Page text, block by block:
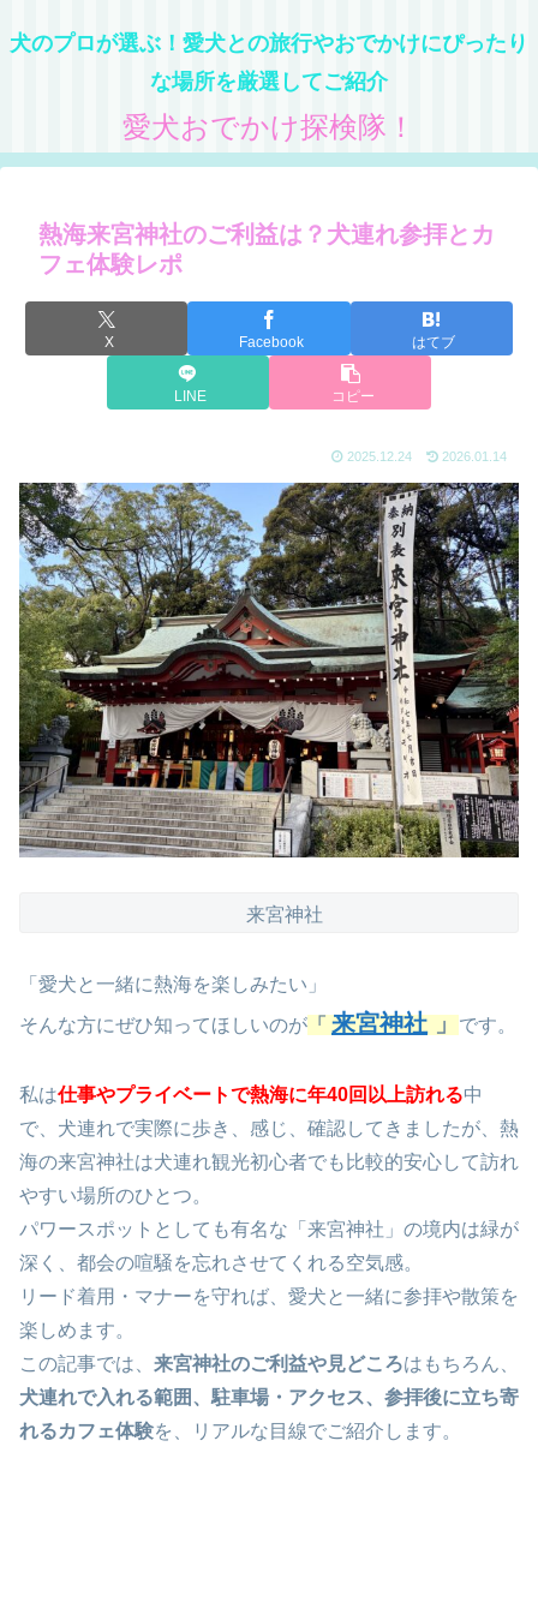
犬のプロが選ぶ！愛犬との旅行やおでかけにぴったり
な場所を厳選してご紹介
愛犬おでかけ探検隊！
熱海来宮神社のご利益は？犬連れ参拝とカ
フェ体験レポ
X Facebook はてブ
LINE コピー
2025.12.24 2026.01.14
来宮神社
「愛犬と一緒に熱海を楽しみたい」
そんな方にぜひ知ってほしいのが 「 来宮神社 」です。
私は仕事やプライベートで熱海に年40回以上訪れる中
で、犬連れで実際に歩き、感じ、確認してきましたが、熱
海の来宮神社は犬連れ観光初心者でも比較的安心して訪れ
やすい場所のひとつ。
パワースポットとしても有名な「 来宮神社」の境内は緑が
深く、都会の喧騒を忘れさせてくれる空気感。
リード着用・マナーを守れば、愛犬と一緒に参拝や散策を
楽しめます。
この記事では、 来宮神社のご利益や見どころはもちろん、
犬連れで入れる範囲、駐車場・アクセス、参拝後に立ち寄
れるカフェ体験を、リアルな目線でご紹介します。